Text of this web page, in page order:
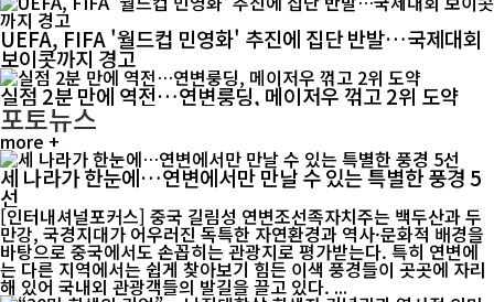
UEFA, FIFA '월드컵 민영화' 추진에 집단 반발…국제대회
보이콧까지 경고
실점 2분 만에 역전…연변룽딩, 메이저우 꺾고 2위 도약
포토뉴스
more +
세 나라가 한눈에…연변에서만 만날 수 있는 특별한 풍경 5
선
[인터내셔널포커스] 중국 길림성 연변조선족자치주는 백두산과 두
만강, 국경지대가 어우러진 독특한 자연환경과 역사·문화적 배경을
바탕으로 중국에서도 손꼽히는 관광지로 평가받는다. 특히 연변에
는 다른 지역에서는 쉽게 찾아보기 힘든 이색 풍경들이 곳곳에 자리
해 있어 국내외 관광객들의 발길을 끌고 있다. ...